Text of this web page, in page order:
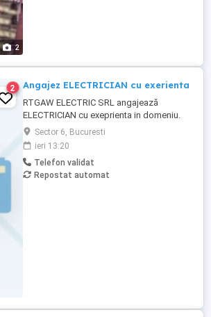
2
2 Angajez ELECTRICIAN cu exerienta
RTGAW ELECTRIC SRL angajează
ELECTRICIAN cu exeprienta in domeniu.
Cautam electricieni cu experienta pentru
proiecte in Bucuresti si Ilfov. *Oferim:* *
5.500 - 7.000 lei net, in functie de
experienta; * bonusuri de performanta; *
scule si echipamente asigurate; *
Sector 6, Bucuresti
ieri 13:20
Telefon validat
Repostat automat